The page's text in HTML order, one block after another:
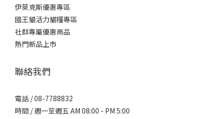
伊萊克斯優惠專區
國王貓活力貓糧專區
社群專屬優惠商品
熱門新品上市
聯絡我們
電話 / 08-7788832
時間 / 週一至週五 AM 08:00 - PM 5:00